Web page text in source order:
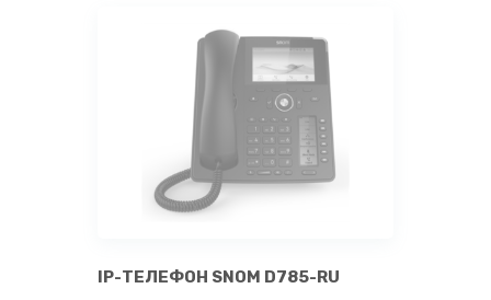
IP-ТЕЛЕФОН SNOM D785-RU
Ваш номер телефона